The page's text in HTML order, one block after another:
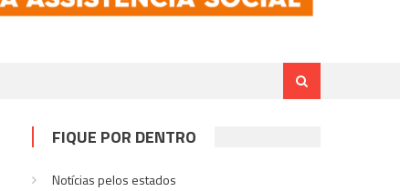
FIQUE POR DENTRO
Notícias pelos estados